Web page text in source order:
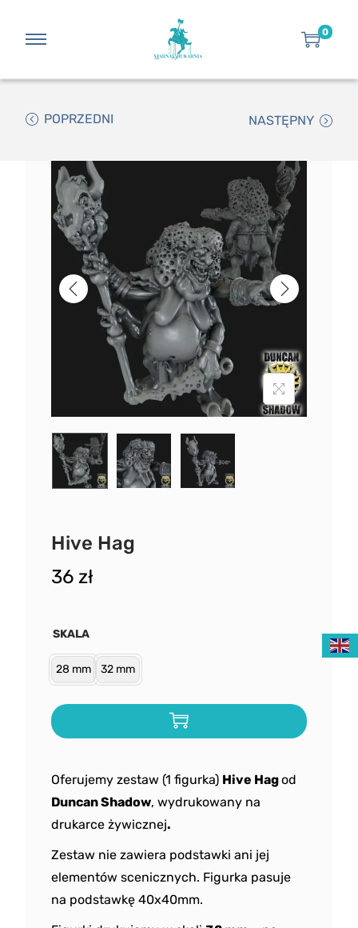
0
POPRZEDNI NASTĘPNY
Hive Hag
36 zł
Oferujemy zestaw (1 figurka) Hive Hagod
Duncan Shadow, wydrukowany na
drukarce żywicznej.
Zestaw nie zawiera podstawki ani jej
elementów scenicznych. Figurka pasuje
na podstawkę 40x40mm.
SKALA
28 mm 32 mm